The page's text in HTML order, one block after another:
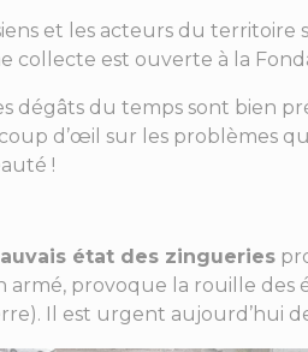
et les acteurs du
collecte est ouverte à la
dégâts du temps sont bien
d’œil sur les problèmes
!
état des zingueries
armé, provoque la rouille
Il est urgent aujourd’hui